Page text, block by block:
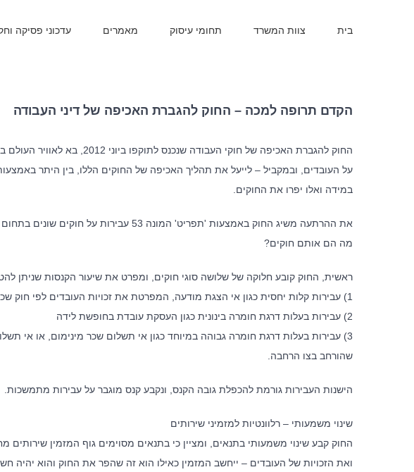
בית צוות המשרד תחומי עיסוק מאמרים עדכוני פסיקה
הקדם תרופה למכה – החוק להגברת האכיפה של דיני העבודה
החוק להגברת האכיפה של חוקי
על העובדים, ובמקביל – לייעל את תהליך האכיפה של החוקים הללו, בין היתר
במידה ואלו יפרו את החוקים.
את ההרתעה משיג החוק באמצעות 'תפריט' המונה
מה הם אותם חוקים?
ראשית, החוק קובע חלוקה של שלושה סוגי חוקים, ומפרט את שיעור הקנסות שניתן
1) עבירות קלות יחסית כגון אי הצגת מודעה, המפרטת את זכויות העובדים לפי חוק שכר מינימום במקום בולט במקום העבודה
2) עבירות בעלות דרגת חומרה בינונית כגון העסקת עובדת בחופשת לידה
3) עבירות בעלות דרגת חומרה גבוהה במיוחד כגון אי תשלום שכר מינימום, או אי
שהורחב בצו הרחבה.
הישנות העבירות גורמת להכפלת גובה הקנס, ונקבע קנס מוגבר על עבירות מתמשכות.
שינוי משמעותי – רלוונטיות למזמיני שירותים
החוק קבע שינוי משמעותי בתנאים, ומציין כי בתנאים מסוימים גוף המזמין
ואת הזכויות של העובדים – ייחשב המזמין כאילו הוא זה שהפר את החוק והוא יהיה